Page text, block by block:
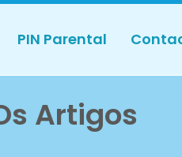
PIN Parental
Artigos